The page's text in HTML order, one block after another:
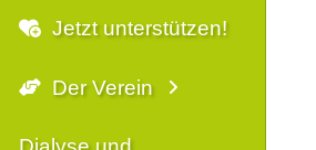
Jetzt unterstützen!
Der Verein